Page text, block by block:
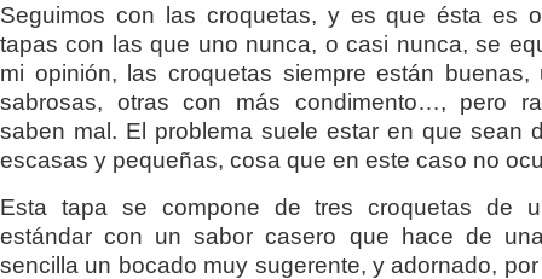
Seguimos con las croquetas, y es que ésta es
tapas con las que uno nunca, o casi nunca, se
mi opinión, las croquetas siempre están buenas,
sabrosas, otras con más condimento…, pero
saben mal. El problema suele estar en que sean
escasas y pequeñas, cosa que en este caso no
Esta tapa se compone de tres croquetas de
estándar con un sabor casero que hace de
sencilla un bocado muy sugerente, y adornado,